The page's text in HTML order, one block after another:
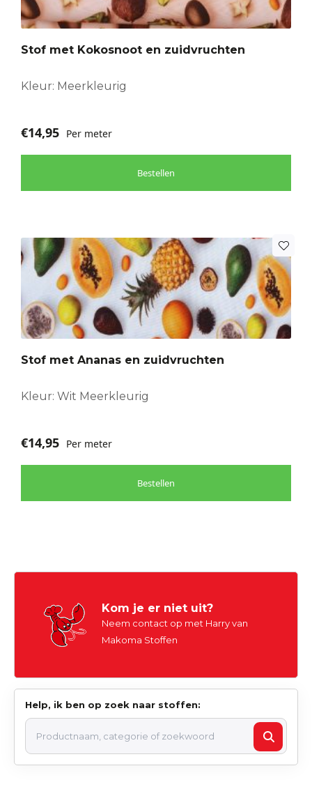
Stof met Kokosnoot en zuidvruchten
Kleur: Meerkleurig
€14,95 Per meter
Bestellen
Stof met Ananas en zuidvruchten
Kleur: Wit Meerkleurig
€14,95 Per meter
Bestellen
Kom je er niet uit?
Neem contact op met Harry van
Makoma Stoffen
Help, ik ben op zoek naar stoffen: